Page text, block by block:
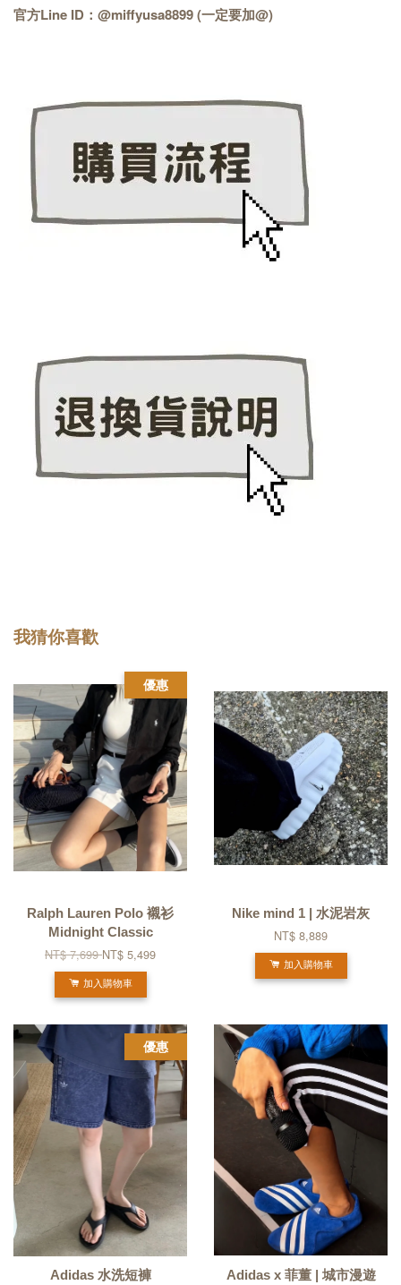
官方Line ID：@miffyusa8899 (一定要加@)
我猜你喜歡
優惠
Ralph Lauren Polo 襯衫
Midnight Classic
NT$ 7,699NT$ 5,499
加入購物車
Nike mind 1 | 水泥岩灰
NT$ 8,889
加入購物車
優惠
Adidas 水洗短褲 Adidas x 菲董 | 城市漫遊